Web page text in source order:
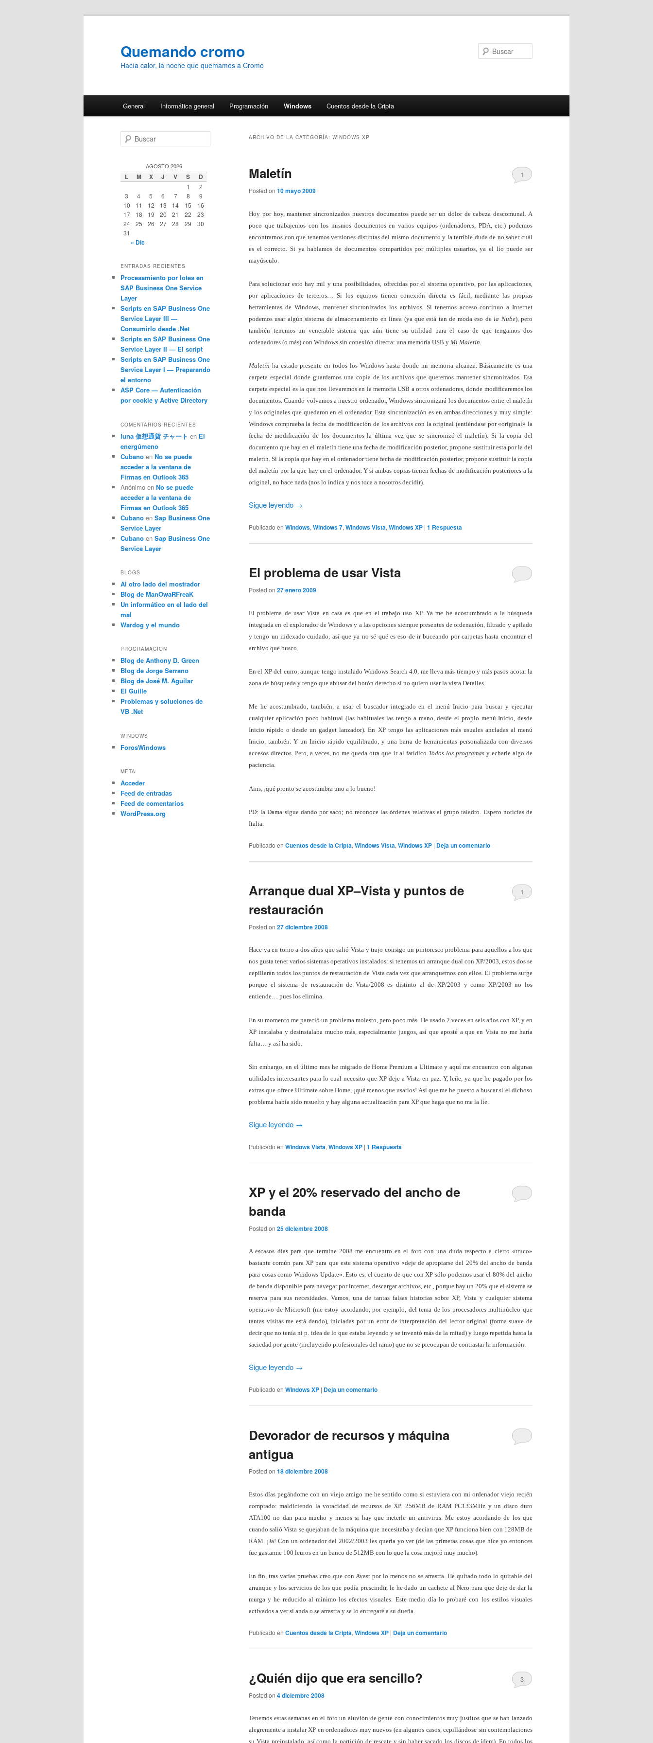
Quemando cromo
Hacía calor, la noche que quemamos a Cromo
General Informática general Programación Windows Cuentos desde la Cripta
ARCHIVO DE LA CATEGORÍA: WINDOWS XP
Maletín
Posted on 10 mayo 2009
1
Hoy por hoy, mantener sincronizados nuestros documentos puede ser un dolor de cabeza descomunal. A
poco que trabajemos con los mismos documentos en varios equipos (ordenadores, PDA, etc.) podemos
encontrarnos con que tenemos versiones distintas del mismo documento y la terrible duda de no saber cuál
es el correcto. Si ya hablamos de documentos compartidos por múltiples usuarios, ya el lío puede ser
mayúsculo.
Para solucionar esto hay mil y una posibilidades, ofrecidas por el sistema operativo, por las aplicaciones,
por aplicaciones de terceros… Si los equipos tienen conexión directa es fácil, mediante las propias
herramientas de Windows, mantener sincronizados los archivos. Si tenemos acceso continuo a Internet
podemos usar algún sistema de almacenamiento en línea (ya que está tan de moda eso de la Nube), pero
también tenemos un venerable sistema que aún tiene su utilidad para el caso de que tengamos dos
ordenadores (o más) con Windows sin conexión directa: una memoria USB y Mi Maletín
Maletín ha estado presente en todos los Windows hasta donde mi memoria alcanza. Básicamente es una
carpeta especial donde guardamos una copia de los archivos que queremos mantener sincronizados. Esa
carpeta especial es la que nos llevaremos en la memoria USB a otros ordenadores, donde modificaremos los
documentos. Cuando volvamos a nuestro ordenador, Windows sincronizará los documentos entre el maletín
y los originales que quedaron en el ordenador. Esta sincronización es en ambas direcciones y muy simple:
Windows comprueba la fecha de modificación de los archivos con la original (entiéndase por «original» la
fecha de modificación de los documentos la última vez que se sincronizó el maletín). Si la copia del
documento que hay en el maletín tiene una fecha de modificación posterior, propone sustituir esta por la del
maletín. Si la copia que hay en el ordenador tiene fecha de modificación posterior, propone sustituir la copia
del maletín por la que hay en el ordenador. Y si ambas copias tienen fechas de modificación posteriores a la
original, no hace nada (nos lo indica y nos toca a nosotros decidir).
Sigue leyendo →
Publicado en Windows, Windows 7, Windows Vista, Windows XP | 1 Respuesta
El problema de usar Vista
Posted on 27 enero 2009
El problema de usar Vista en casa es que en el trabajo uso XP. Ya me he acostumbrado a la búsqueda
integrada en el explorador de Windows y a las opciones siempre presentes de ordenación, filtrado y apilado
y tengo un indexado cuidado, así que ya no sé qué es eso de ir buceando por carpetas hasta encontrar el
archivo que busco.
En el XP del curro, aunque tengo instalado Windows Search 4.0, me lleva más tiempo y más pasos acotar la
zona de búsqueda y tengo que abusar del botón derecho si no quiero usar la vista Detalles.
Me he acostumbrado, también, a usar el buscador integrado en el menú Inicio para buscar y ejecutar
cualquier aplicación poco habitual (las habituales las tengo a mano, desde el propio menú Inicio, desde
Inicio rápido o desde un gadget lanzador). En XP tengo las aplicaciones más usuales ancladas al menú
Inicio, también. Y un Inicio rápido equilibrado, y una barra de herramientas personalizada con diversos
accesos directos. Pero, a veces, no me queda otra que ir al fatídico Todos los programasy echarle algo de
paciencia.
Ains, ¡qué pronto se acostumbra uno a lo bueno!
PD: la Dama sigue dando por saco; no reconoce las órdenes relativas al grupo taladro. Espero noticias de
Italia.
Publicado en Cuentos desde la Cripta, Windows Vista, Windows XP | Deja un comentario
Arranque dual XP–Vista y puntos de
restauración
Posted on 27 diciembre 2008
1
Hace ya en torno a dos años que salió Vista y trajo consigo un pintoresco problema para aquellos a los que
nos gusta tener varios sistemas operativos instalados: si tenemos un arranque dual con XP/2003, estos dos se
cepillarán todos los puntos de restauración de Vista cada vez que arranquemos con ellos. El problema surge
porque el sistema de restauración de Vista/2008 es distinto al de XP/2003 y como XP/2003 no los
entiende… pues los elimina.
En su momento me pareció un problema molesto, pero poco más. He usado 2 veces en seis años con XP, y en
XP instalaba y desinstalaba mucho más, especialmente juegos, así que aposté a que en Vista no me haría
falta… y así ha sido.
Sin embargo, en el último mes he migrado de Home Premium a Ultimate y aquí me encuentro con algunas
utilidades interesantes para lo cual necesito que XP deje a Vista en paz. Y, leñe, ya que he pagado por los
extras que ofrece Ultimate sobre Home, ¡qué menos que usarlos! Así que me he puesto a buscar si el dichoso
problema había sido resuelto y hay alguna actualización para XP que haga que no me la líe.
Sigue leyendo →
Publicado en Windows Vista, Windows XP | 1 Respuesta
XP y el 20% reservado del ancho de
banda
Posted on 25 diciembre 2008
A escasos días para que termine 2008 me encuentro en el foro con una duda respecto a cierto «truco»
bastante común para XP para que este sistema operativo «deje de apropiarse del 20% del ancho de banda
para cosas como Windows Update». Esto es, el cuento de que con XP sólo podemos usar el 80% del ancho
de banda disponible para navegar por internet, descargar archivos, etc., porque hay un 20% que el sistema se
reserva para sus necesidades. Vamos, una de tantas falsas historias sobre XP, Vista y cualquier sistema
operativo de Microsoft (me estoy acordando, por ejemplo, del tema de los procesadores multinúcleo que
tantas visitas me está dando), iniciadas por un error de interpretación del lector original (forma suave de
decir que no tenía ni p. idea de lo que estaba leyendo y se inventó más de la mitad) y luego repetida hasta la
saciedad por gente (incluyendo profesionales del ramo) que no se preocupan de contrastar la información.
Sigue leyendo →
Publicado en Windows XP | Deja un comentario
Devorador de recursos y máquina
antigua
Posted on 18 diciembre 2008
Estos días pegándome con un viejo amigo me he sentido como si estuviera con mi ordenador viejo recién
comprado: maldiciendo la voracidad de recursos de XP. 256MB de RAM PC133MHz y un disco duro
ATA100 no dan para mucho y menos si hay que meterle un antivirus. Me estoy acordando de los que
cuando salió Vista se quejaban de la máquina que necesitaba y decían que XP funciona bien con 128MB de
RAM. ¡Ja! Con un ordenador del 2002/2003 les quería yo ver (de las primeras cosas que hice yo entonces
fue gastarme 100 leuros en un banco de 512MB con lo que la cosa mejoró muy mucho).
En fin, tras varias pruebas creo que con Avast por lo menos no se arrastra. He quitado todo lo quitable del
arranque y los servicios de los que podía prescindir, le he dado un cachete al Nero para que deje de dar la
murga y he reducido al mínimo los efectos visuales. Este medio día lo probaré con los estilos visuales
activados a ver si anda o se arrastra y se lo entregaré a su dueña.
Publicado en Cuentos desde la Cripta, Windows XP | Deja un comentario
¿Quién dijo que era sencillo?
Posted on 4 diciembre 2008
3
Tenemos estas semanas en el foro un aluvión de gente con conocimientos muy justitos que se han lanzado
alegremente a instalar XP en ordenadores muy nuevos (en algunos casos, cepillándose sin contemplaciones
su Vista preinstalado, así como la partición de rescate y sin haber sacado los discos de ídem). En todos los
u
a
r
AGOSTO 2026
L M X J V S D
1
2
3
4 5 6 7 8
9
10
11 12 13 14 15
16
17
18 19 20 21 22
23
24
25 26 27 28 29
30
31
« Dic
ENTRADAS RECIENTES
Procesamiento por lotes en
SAP Business One Service
Layer
Scripts en SAP Business One
Service Layer III —
Consumirlo desde .Net
Scripts en SAP Business One
Service Layer II — El script
Scripts en SAP Business One
Service Layer I — Preparando
el entorno
ASP Core — Autenticación
por cookie y Active Directory
COMENTARIOS RECIENTES
luna 仮想通貨 チャート en El
energúmeno
Cubano en No se puede
acceder a la ventana de
Firmas en Outlook 365
Anónimo en No se puede
acceder a la ventana de
Firmas en Outlook 365
Cubano en Sap Business One
Service Layer
Cubano en Sap Business One
Service Layer
BLOGS
Al otro lado del mostrador
Blog de ManOwaRFreaK
Un informático en el lado del
mal
Wardog y el mundo
PROGRAMACION
Blog de Anthony D. Green
Blog de Jorge Serrano
Blog de José M. Aguilar
El Guille
Problemas y soluciones de
VB .Net
WINDOWS
ForosWindows
META
Acceder
Feed de entradas
Feed de comentarios
WordPress.org